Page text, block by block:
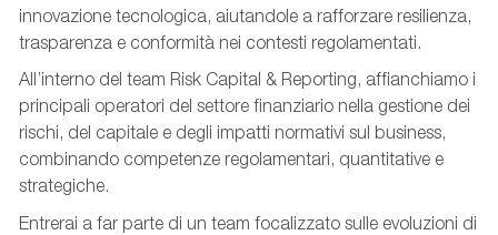
innovazione tecnologica, aiutandole a rafforzare resilienza,
trasparenza e conformità nei contesti regolamentati.
All’interno del team Risk Capital & Reporting, affianchiamo i
principali operatori del settore finanziario nella gestione dei
rischi, del capitale e degli impatti normativi sul business,
combinando competenze regolamentari, quantitative e
strategiche.
Entrerai a far parte di un team focalizzato sulle evoluzioni di